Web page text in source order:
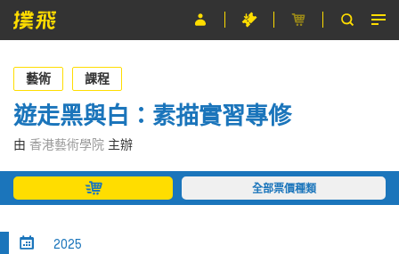
節目
主辦單位
關於撲飛
條款及細則
藝術 課程
遊走黑與白：素描實習專修
由 香港藝術學院 主辦
全部票價種類
2025